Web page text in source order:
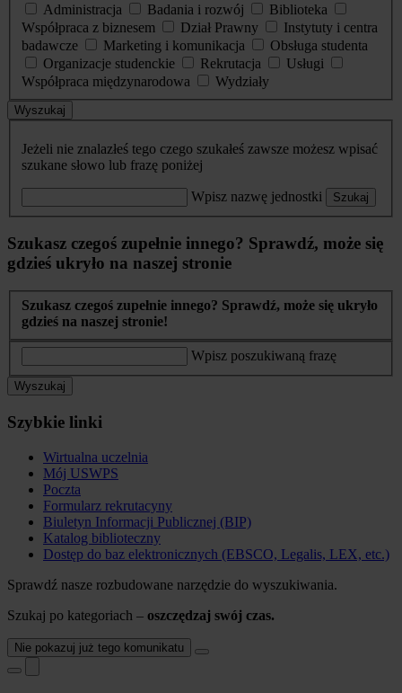
Administracja
Badania i rozwój
Biblioteka
Współpraca z biznesem
Dział Prawny
Instytuty i centra
badawcze
Marketing i komunikacja
Obsługa studenta
Organizacje studenckie
Rekrutacja
Usługi
Współpraca międzynarodowa
Wydziały
Wyszukaj
Jeżeli nie znalazłeś tego czego szukałeś zawsze możesz wpisać
szukane słowo lub frazę poniżej
Wpisz nazwę jednostki Szukaj
Szukasz czegoś zupełnie innego? Sprawdź, może się
gdzieś ukryło na naszej stronie
Szukasz czegoś zupełnie innego? Sprawdź, może się ukryło
gdzieś na naszej stronie!
Wpisz poszukiwaną frazę
Wyszukaj
Szybkie linki
Wirtualna uczelnia
Mój USWPS
Poczta
Formularz rekrutacyny
Biuletyn Informacji Publicznej (BIP)
Katalog biblioteczny
Dostęp do baz elektronicznych (EBSCO, Legalis, LEX, etc.)
Sprawdź nasze rozbudowane narzędzie do wyszukiwania.
Szukaj po kategoriach – oszczędzaj swój czas.
Nie pokazuj już tego komunikatu